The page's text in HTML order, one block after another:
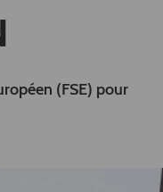
(FSE) pour